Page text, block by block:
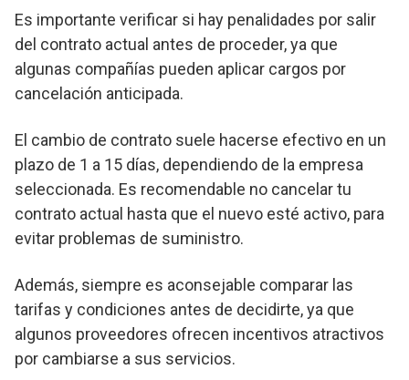
Es importante verificar si hay penalidades por salir
del contrato actual antes de proceder, ya que
algunas compañías pueden aplicar cargos por
cancelación anticipada.
El cambio de contrato suele hacerse efectivo en un
plazo de 1 a 15 días, dependiendo de la empresa
seleccionada. Es recomendable no cancelar tu
contrato actual hasta que el nuevo esté activo, para
evitar problemas de suministro.
Además, siempre es aconsejable comparar las
tarifas y condiciones antes de decidirte, ya que
algunos proveedores ofrecen incentivos atractivos
por cambiarse a sus servicios.